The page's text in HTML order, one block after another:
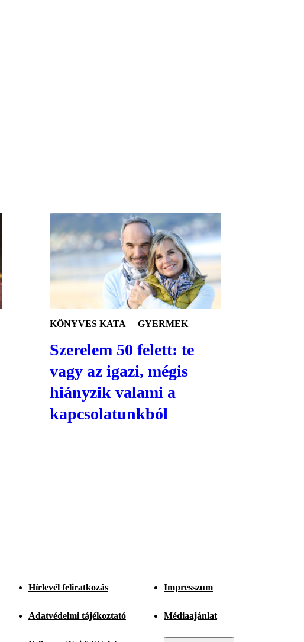
KÖNYVES KATA GYERMEK
Szerelem 50 felett: te
vagy az igazi, mégis
hiányzik valami a
kapcsolatunkból
Hírlevél feliratkozás Impresszum
Adatvédelmi tájékoztató Médiaajánlat